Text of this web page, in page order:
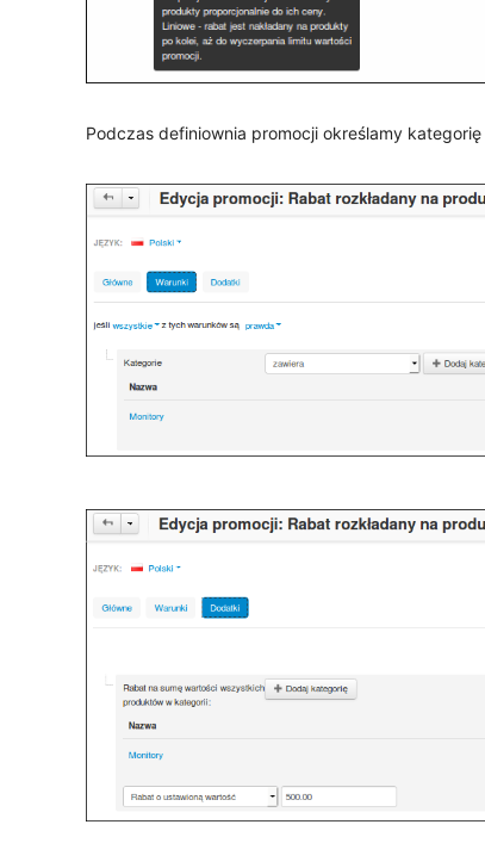
Podczas definiownia promocji określamy